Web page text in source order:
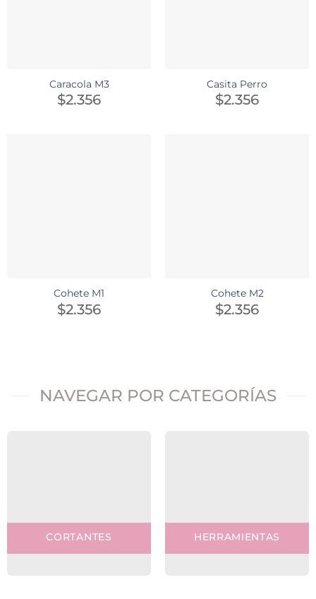
Caracola M3
$2.356
Casita Perro
$2.356
Cohete M1
$2.356
Cohete M2
$2.356
NAVEGAR POR CATEGORÍAS
CORTANTES HERRAMIENTAS